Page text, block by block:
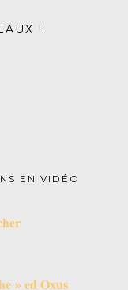
!
EN VIDÉO
» ed Oxus